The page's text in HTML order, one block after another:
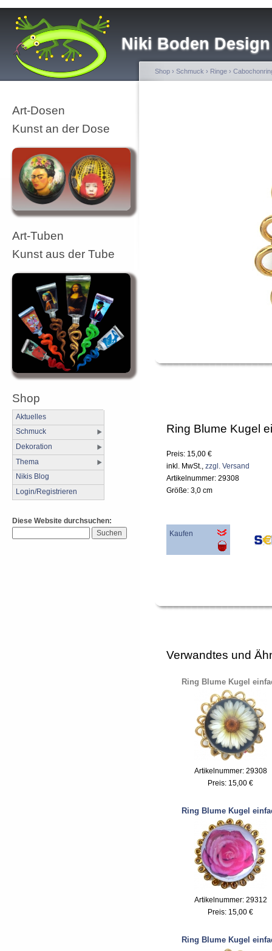
Niki Boden Design
Art-Dosen
Kunst an der Dose
Art-Tuben
Kunst aus der Tube
Shop
Aktuelles
Schmuck
Dekoration
Thema
Nikis Blog
Login/Registrieren
Diese Website durchsuchen:
Shop › Schmuck › Ringe ›
Ring Blume Kugel
Preis: 15,00 €
inkl. MwSt., zzgl. Versand
Artikelnummer: 29308
Größe: 3,0 cm
Kaufen
Verwandtes und
Ring Blume Kugel
Artikelnummer: 29308
Preis: 15,00 €
Ring Blume Kugel
Artikelnummer: 29312
Preis: 15,00 €
Ring Blume Kugel